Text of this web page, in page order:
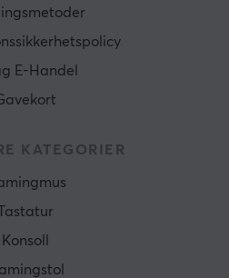
E-Handel
KATEGORIER
Tastatur
Konsoll